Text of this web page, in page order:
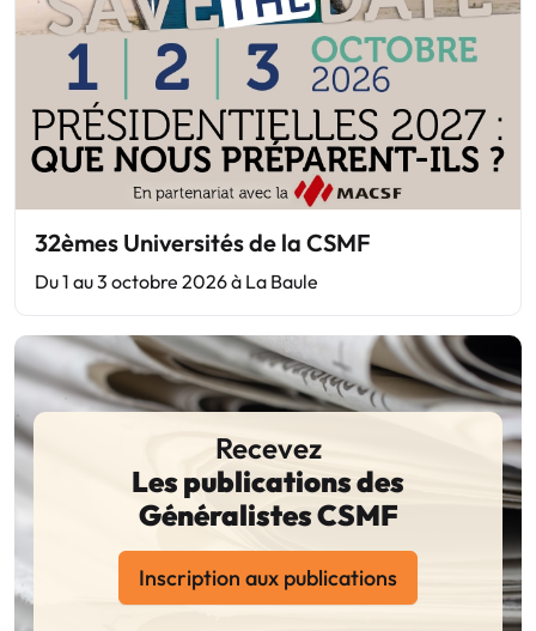
32èmes Universités de la CSMF
Du 1 au 3 octobre 2026 à La Baule
Recevez
Les publications des
Généralistes CSMF
Inscription aux publications